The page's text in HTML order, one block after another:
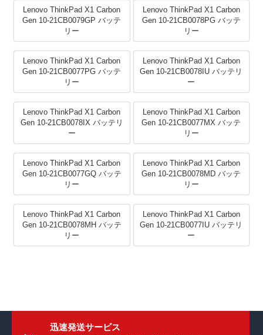
Lenovo ThinkPad X1 Carbon
Gen 10-21CB0079GP バッテ
リー
Lenovo ThinkPad X1 Carbon
Gen 10-21CB0078PG バッテ
リー
Lenovo ThinkPad X1 Carbon
Gen 10-21CB0077PG バッテ
リー
Lenovo ThinkPad X1 Carbon
Gen 10-21CB0078IU バッテリ
ー
Lenovo ThinkPad X1 Carbon
Gen 10-21CB0078IX バッテリ
ー
Lenovo ThinkPad X1 Carbon
Gen 10-21CB0077MX バッテ
リー
Lenovo ThinkPad X1 Carbon
Gen 10-21CB0077GQ バッテ
リー
Lenovo ThinkPad X1 Carbon
Gen 10-21CB0078MD バッテ
リー
Lenovo ThinkPad X1 Carbon
Gen 10-21CB0078MH バッテ
リー
Lenovo ThinkPad X1 Carbon
Gen 10-21CB0077IU バッテリ
ー
迅速発送サービス